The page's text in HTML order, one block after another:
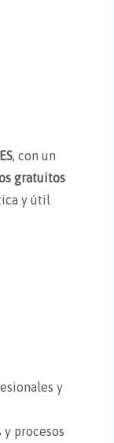
, con un
gratuitos
y útil
y
procesos